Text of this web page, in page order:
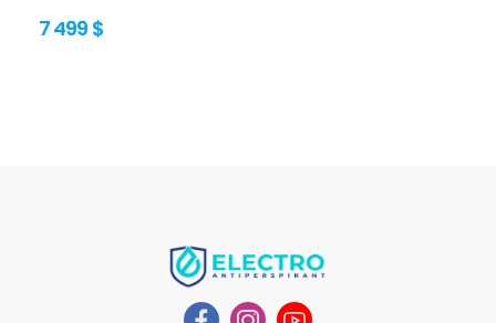
7 499 $